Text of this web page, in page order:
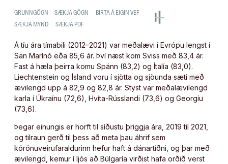
Á tíu ára tímabili (2012–2021) var meðalævi í Evrópu lengst í
San Marínó eða 85,6 ár. Því næst kom Sviss með 83,4 ár.
Fast á hæla þeirra komu Spánn (83,2) og Ítalía (83,0).
Liechtenstein og Ísland voru í sjötta og sjöunda sæti með
ævilengd upp á 82,9 og 82,8 ár. Styst var meðalævilengd
karla í Úkraínu (72,6), Hvíta-Rússlandi (73,6) og Georgíu
(73,6).
Þegar einungis er horft til síðustu þriggja ára, 2019 til 2021,
og tilraun gerð til þess að meta þau áhrif sem
kórónuveirufaraldurinn hefur haft á dánartíðni, og þar með
ævilengd, kemur í ljós að Búlgaría virðist hafa orðið verst